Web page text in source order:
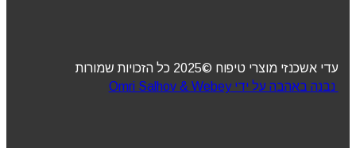
עדי אשכנזי מוצרי טיפוח ©2025 כל הזכויות שמורות
נבנה באהבה על ידי Omri Salhov & Webey